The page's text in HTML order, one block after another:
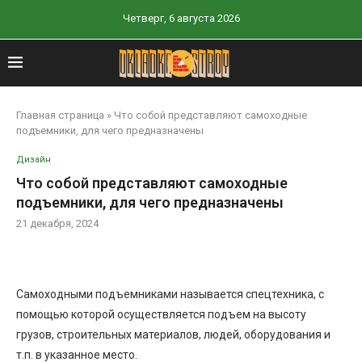
Четверг, 6 августа 2026
Главная страница » Что собой представляют самоходные
подъемники, для чего предназначены
Дизайн
Что собой представляют самоходные
подъемники, для чего предназначены
21 декабря, 2024
Самоходными подъемниками называется спецтехника, с
помощью которой осуществляется подъем на высоту
грузов, строительных материалов, людей, оборудования и
т.п. в указанное место.